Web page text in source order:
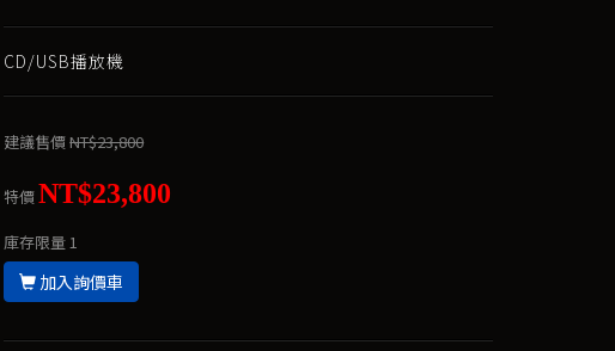
CD/USB播放機
建議售價NT$23,800
特價NT$23,800
庫存限量1
加入詢價車